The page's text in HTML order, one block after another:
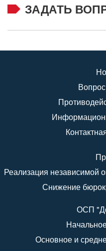
ЗАДАТЬ
Реализация независимой
Снижение
ОСП
Основное и